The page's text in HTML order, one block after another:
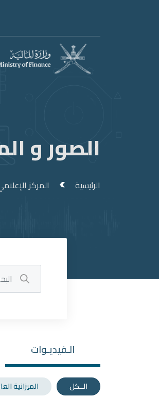
الصور و
الرئيسية المركز
الـفيديـوات
الــكل الميزانية